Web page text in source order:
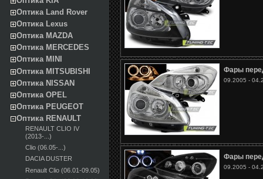
Оптика Land Rover
Оптика Lexus
Оптика MAZDA
Оптика MERCEDES
Оптика MINI
Оптика MITSUBISHI
Оптика NISSAN
Оптика OPEL
Оптика PEUGEOT
Оптика RENAULT
RENAULT CLIO IV
(2013-...)
Clio (06.05-...)
DACIA DUSTER
Renault Clio (06.01-09.05)
Фары
09.2005 -
Фары
09.2005 -